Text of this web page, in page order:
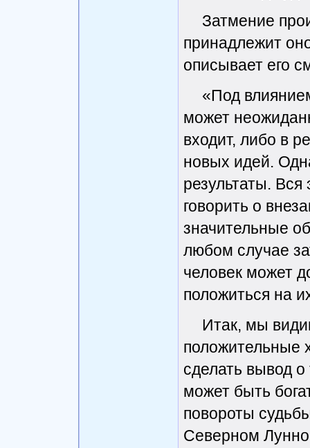
Затмение
принадлежит
описывает его
«Под
может
входит, либо в
новых идей.
результаты.
говорить о
значительные
любом случае
человек может
положиться на
Итак, мы
положительные
сделать вывод
может быть
повороты
Северном